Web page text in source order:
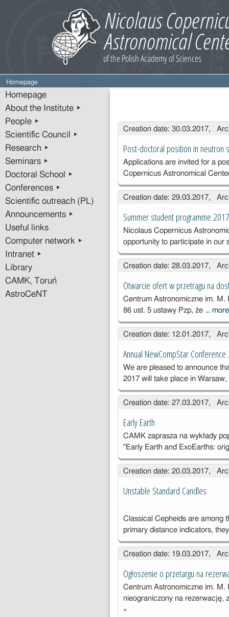
Homepage
Homepage
About the Institute ▸
People ▸
Scientific Council ▸
Research ▸
Seminars ▸
Doctoral School ▸
Conferences ▸
Scientific outreach (PL)
Announcements ▸
Useful links
Computer network ▸
Intranet ▸
Library
CAMK, Toruń
AstroCeNT
Entries
Creation date: 30.03.2017,
Post-doctoral position in neutron
Applications are invited for a
Copernicus Astronomical
Creation date: 29.03.2017,
Summer student programme
Nicolaus Copernicus
opportunity to participate in
Creation date: 28.03.2017,
Otwarcie ofert w przetragu na
Centrum Astronomiczne im. M.
86 ust. 5 ustawy Pzp, że …
Creation date: 12.01.2017,
Annual NewCompStar
We are pleased to announce
2017 will take place in
Creation date: 27.03.2017,
Early Earth
CAMK zaprasza na wykłady
"Early Earth and ExoEarths:
Creation date: 20.03.2017,
Unstable Standard Candles
Classical Cepheids are among
primary distance indicators,
Creation date: 19.03.2017,
Ogłoszenie o przetargu na
Centrum Astronomiczne im. M.
nieograniczony na rezerwację,
Ogłoszenie o
»